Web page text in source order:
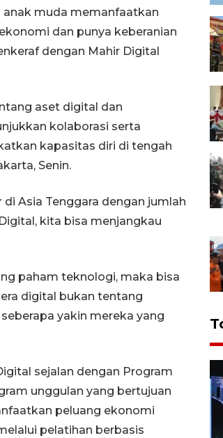
muda memanfaatkan
dan punya keberanian
dengan Mahir Digital
aset digital dan
kolaborasi serta
kapasitas diri di tengah
Senin.
Asia Tenggara dengan jumlah
kita bisa menjangkau
paham teknologi, maka bisa
digital bukan tentang
yakin mereka yang
sejalan dengan Program
unggulan yang bertujuan
peluang ekonomi
pelatihan berbasis